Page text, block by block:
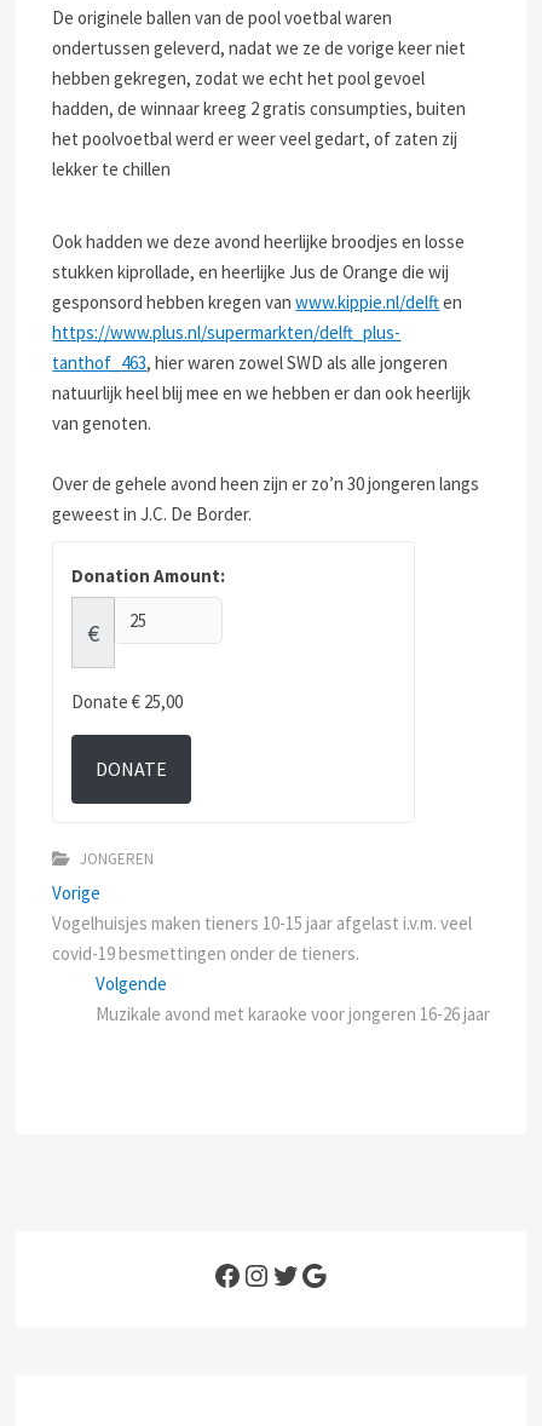
De originele ballen van de pool voetbal waren
ondertussen geleverd, nadat we ze de vorige keer niet
hebben gekregen, zodat we echt het pool gevoel
hadden, de winnaar kreeg 2 gratis consumpties, buiten
het poolvoetbal werd er weer veel gedart, of zaten zij
lekker te chillen
Ook hadden we deze avond heerlijke broodjes en losse
stukken kiprollade, en heerlijke Jus de Orange die wij
gesponsord hebben kregen vanwww.kippie.nl/delften
https://www.plus.nl/supermarkten/delft_plus-
tanthof_463, hier waren zowel SWD als alle jongeren
natuurlijk heel blij mee en we hebben er dan ook heerlijk
van genoten.
Over de gehele avond heen zijn er zo’n 30 jongeren langs
geweest in J.C. De Border.
Donation Amount:
€
Donate€ 25,00
DONATE
JONGEREN
Bericht
navigatie
Vorige
post:
Vogelhuisjes maken tieners 10-15 jaar afgelast i.v.m. veel
covid-19 besmettingen onder de tieners.
VolgendeNext
post:
Muzikale avond met karaoke voor jongeren 16-26 jaar
Facebook
Instagram
Twitter
Google